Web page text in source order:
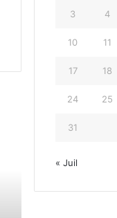
3 4
10 11
17 18
24 25
31
« Juil